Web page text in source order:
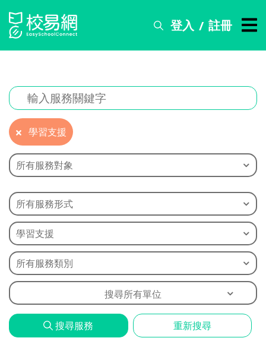
登入 / 註冊
搜
務
比
賽
資
訊
關
於
我
們
常
見
問
題
學習支援
所有服務對象
所有服務形式
學習支援
所有服務類別
搜尋所有單位
搜尋服務 重新搜尋